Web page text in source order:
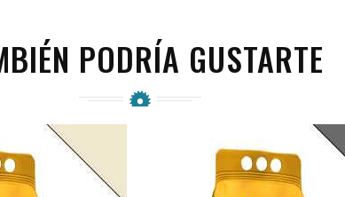
PODRÍA GUSTARTE